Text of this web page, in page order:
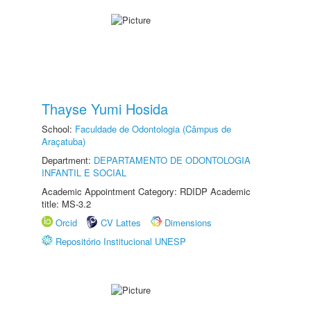
Thayse Yumi Hosida
School: Faculdade de Odontologia (Câmpus de
Araçatuba)
Department: DEPARTAMENTO DE ODONTOLOGIA
INFANTIL E SOCIAL
Academic Appointment Category: RDIDP Academic
title: MS-3.2
Orcid
CV Lattes
Dimensions
Repositório Institucional UNESP